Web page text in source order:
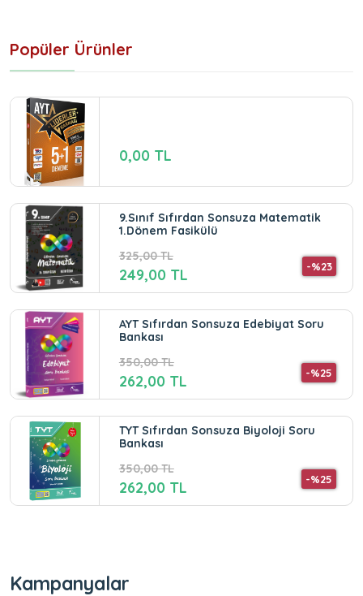
Popüler Ürünler
0,00 TL
9.Sınıf Sıfırdan Sonsuza Matematik
1.Dönem Fasikülü
325,00 TL
-%23
249,00 TL
AYT Sıfırdan Sonsuza Edebiyat Soru
Bankası
350,00 TL
-%25
262,00 TL
TYT Sıfırdan Sonsuza Biyoloji Soru
Bankası
350,00 TL
-%25
262,00 TL
Kampanyalar